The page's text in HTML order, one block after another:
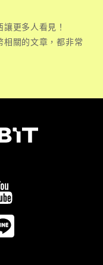
更多人看見！
相關的文章，都非常